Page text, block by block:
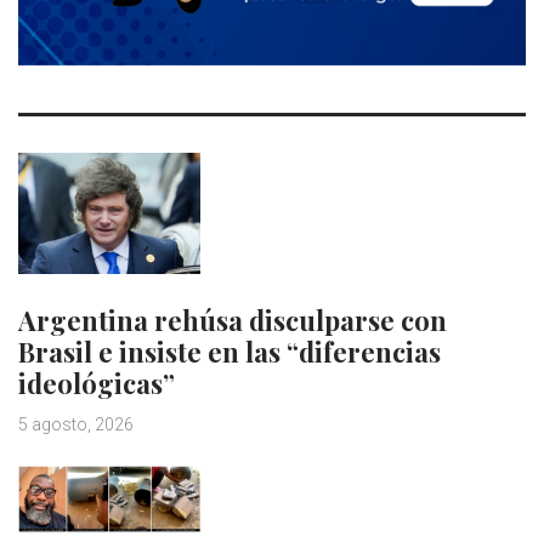
Argentina rehúsa disculparse con
Brasil e insiste en las “diferencias
ideológicas”
5 agosto, 2026